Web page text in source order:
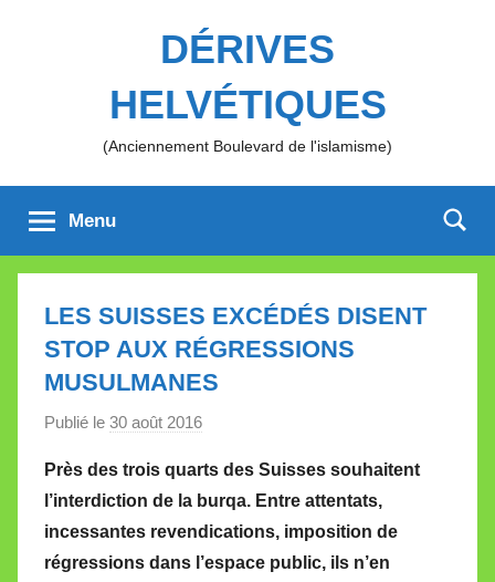
DÉRIVES
HELVÉTIQUES
(Anciennement Boulevard de l'islamisme)
Menu
LES SUISSES EXCÉDÉS DISENT
STOP AUX RÉGRESSIONS
MUSULMANES
Publié le 30 août 2016
r
M
i
r
Près des trois quarts des Suisses souhaitent
l’interdiction de la burqa. Entre attentats,
incessantes revendications, imposition de
régressions dans l’espace public, ils n’en